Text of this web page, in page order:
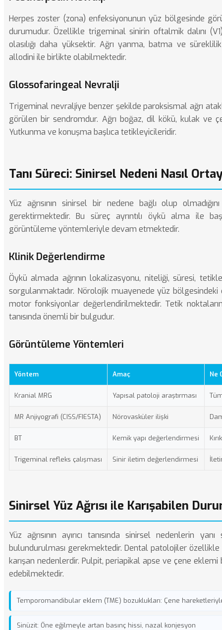
Herpes zoster (zona) enfeksiyonunun yüz bölgesinde
durumudur. Özellikle trigeminal sinirin oftalmik dalını
olasılığı daha yüksektir. Ağrı yanma, batma ve
allodini ile birlikte olabilmektedir.
Glossofaringeal Nevralji
Trigeminal nevraljiye benzer şekilde paroksismal ağrı
görülen bir sendromdur. Ağrı boğaz, dil kökü, kulak ve
Yutkunma ve konuşma başlıca tetikleyicileridir.
Tanı Süreci: Sinirsel Nedeni Nasıl
Yüz ağrısının sinirsel bir nedene bağlı olup
gerektirmektedir. Bu süreç ayrıntılı öykü alma ile
görüntüleme yöntemleriyle devam etmektedir.
Klinik Değerlendirme
Öykü almada ağrının lokalizasyonu, niteliği, süresi,
sorgulanmaktadır. Nörolojik muayenede yüz
motor fonksiyonlar değerlendirilmektedir. Tetik
tanısında önemli bir bulgudur.
Görüntüleme Yöntemleri
Yöntem Amaç Ne
Kranial MRG Yapısal patoloji araştırması
MR Anjiyografi (CISS/FIESTA) Nörovasküler ilişki
BT Kemik yapı değerlendirmesi
Trigeminal refleks çalışması Sinir iletim değerlendirmesi
Sinirsel Yüz Ağrısı ile Karışabilen
Yüz ağrısının ayırıcı tanısında sinirsel nedenlerin
bulundurulması gerekmektedir. Dental patolojiler
karışan nedenlerdir. Pulpit, periapikal apse ve çene
edebilmektedir.
Temporomandibular eklem (TME) bozuklukları: Çene
Sinüzit: Öne eğilmeyle artan basınç hissi, nazal konjesyon